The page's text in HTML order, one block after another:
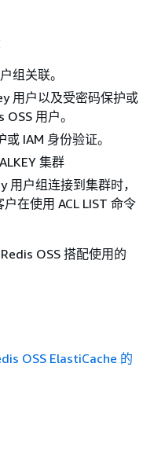
组关联。
用户以及受密码保护或
用户。
IAM 身份验证。
集群
用户组连接到集群时，
在使用 ACL LIST 命令
OSS 搭配使用的
OSS ElastiCache 的